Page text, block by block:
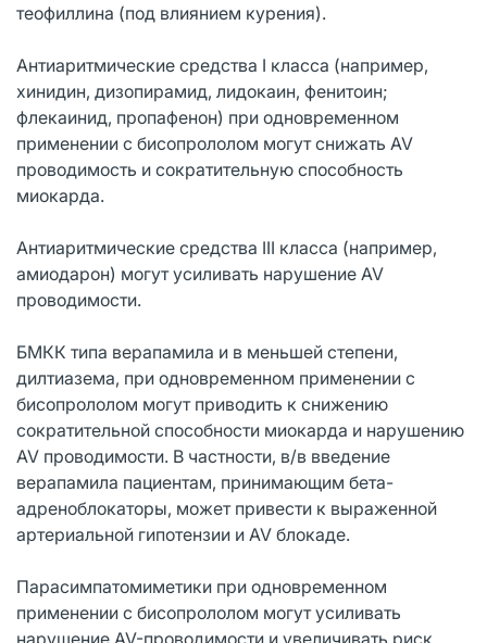
теофиллина (под влиянием курения).
Антиаритмические средства I класса (например,
хинидин, дизопирамид, лидокаин, фенитоин;
флекаинид, пропафенон) при одновременном
применении с бисопрололом могут снижать AV
проводимость и сократительную способность
миокарда.
Антиаритмические средства III класса (например,
амиодарон) могут усиливать нарушение AV
проводимости.
БМКК типа верапамила и в меньшей степени,
дилтиазема, при одновременном применении с
бисопрололом могут приводить к снижению
сократительной способности миокарда и нарушению
AV проводимости. В частности, в/в введение
верапамила пациентам, принимающим бета-
адреноблокаторы, может привести к выраженной
артериальной гипотензии и AV блокаде.
Парасимпатомиметики при одновременном
применении с бисопрололом могут усиливать
нарушение AV-проводимости и увеличивать риск